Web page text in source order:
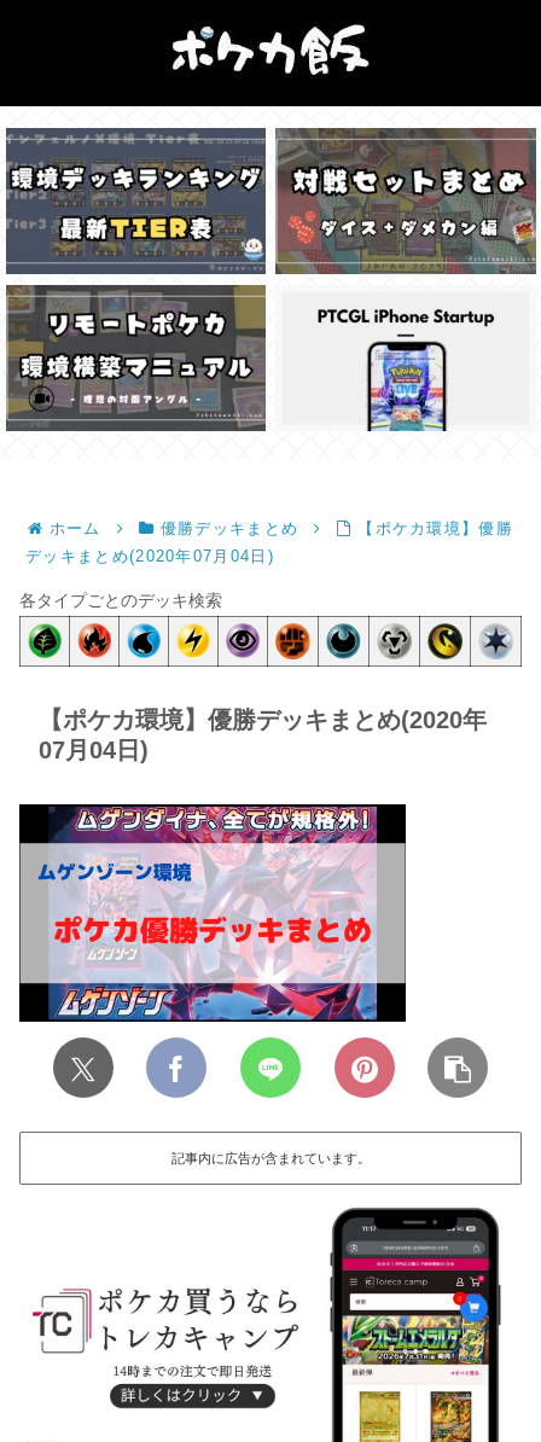
ホーム 優勝デッキまとめ
【ポケカ環境】優勝
デッキまとめ(2020年07月04日)
各タイプごとのデッキ検索
【ポケカ環境】優勝デッキまとめ(2020年
07月04日)
記事内に広告が含まれています。